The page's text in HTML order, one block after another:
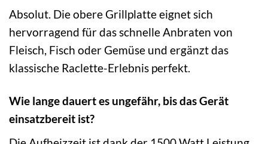
Absolut. Die obere Grillplatte eignet sich
hervorragend für das schnelle Anbraten von
Fleisch, Fisch oder Gemüse und ergänzt das
klassische Raclette-Erlebnis perfekt.
Wie lange dauert es ungefähr, bis das Gerät
einsatzbereit ist?